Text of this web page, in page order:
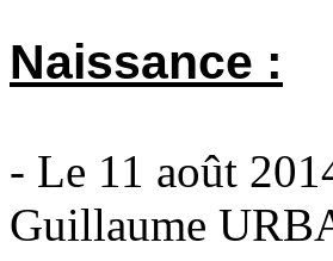
Naissance :
- Le 11 août
Guillaume